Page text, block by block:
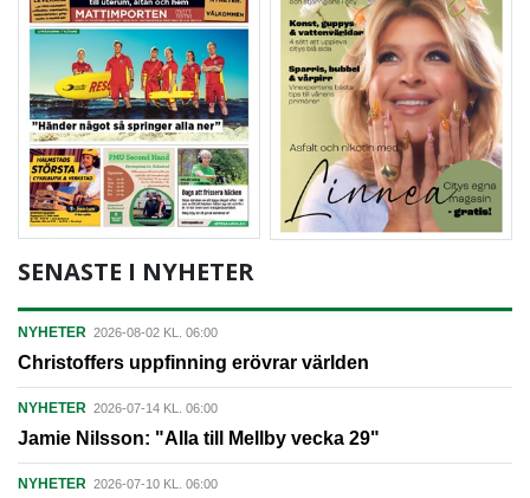
SENASTE I NYHETER
NYHETER 2026-08-02 KL. 06:00
Christoffers uppfinning erövrar världen
NYHETER 2026-07-14 KL. 06:00
Jamie Nilsson: "Alla till Mellby vecka 29"
NYHETER 2026-07-10 KL. 06:00